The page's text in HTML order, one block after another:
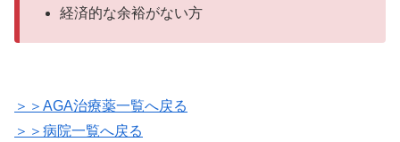
経済的な余裕がない方
＞＞AGA治療薬一覧へ戻る
＞＞病院一覧へ戻る